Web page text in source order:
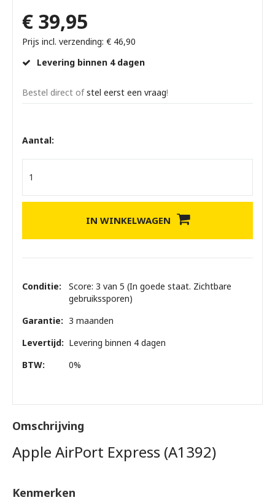
€ 39,95
Prijs incl. verzending: € 46,90
Levering binnen 4 dagen
Bestel direct ofstel eerst een vraag!
Aantal:
IN WINKELWAGEN
Conditie:
Score: 3 van 5 (In goede staat. Zichtbare
gebruikssporen)
Garantie: 3 maanden
Levertijd: Levering binnen 4 dagen
BTW:
0%
Omschrijving
Apple AirPort Express (A1392)
Kenmerken